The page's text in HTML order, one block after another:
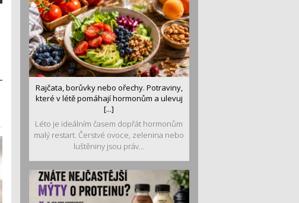
Rajčata, borůvky nebo ořechy. Potraviny,
které v létě pomáhají hormonům a ulevuj
[...]
Léto je ideálním časem dopřát hormonům
malý restart. Čerstvé ovoce, zelenina nebo
luštěniny jsou práv...